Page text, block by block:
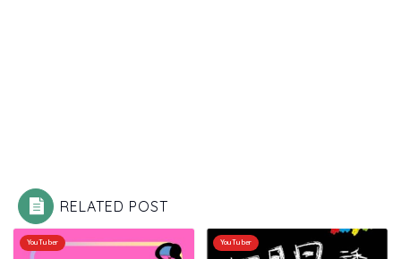
RELATED POST
YouTuber YouTuber